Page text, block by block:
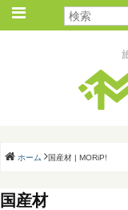
ホーム 国産材 | MORiP!
国産材